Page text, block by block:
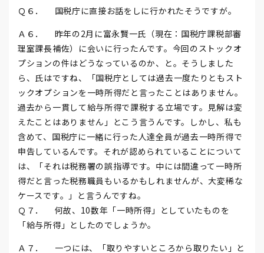
Ｑ６． 国税庁に直接お話をしに行かれたそうですが。
Ａ６． 昨年の2月に富永賢一氏（現在：国税庁課税部審
理室課長補佐）に会いに行ったんです。今回のストックオ
プションの件はどうなっているのか、と。そうしました
ら、氏はですね、「国税庁としては過去一度たりともスト
ックオプションを一時所得だと言ったことはありません。
過去から一貫して給与所得で課税する立場です。見解は変
えたことはありません」とこう言うんです。しかし、私も
含めて、国税庁に一緒に行った人達全員が過去一時所得で
申告しているんです。それが認められていることについて
は、「それは税務署の誤指導です。中には間違って一時所
得だと言った税務職員もいるかもしれませんが、大変稀な
ケースです。」と言うんですね。
Ｑ７． 何故、10数年「一時所得」としていたものを
「給与所得」としたのでしょうか。
Ａ７． 一つには、「取りやすいところから取りたい」と